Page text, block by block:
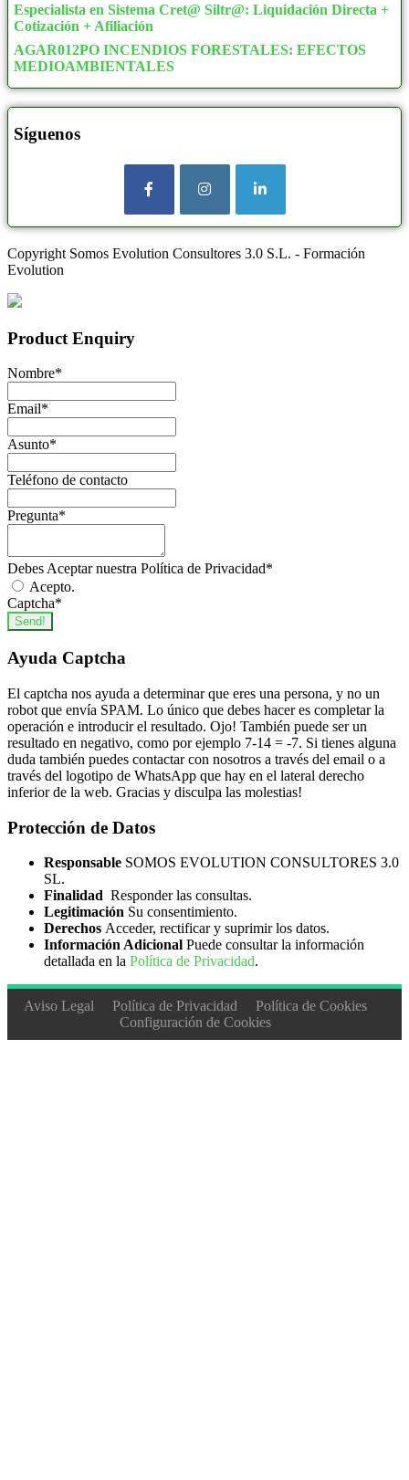
Especialista en Sistema Cret@ Siltr@: Liquidación Directa +
Cotización + Afiliación
AGAR012PO INCENDIOS FORESTALES: EFECTOS
MEDIOAMBIENTALES
Síguenos
Copyright Somos Evolution Consultores 3.0 S.L. - Formación
Evolution
Product Enquiry
Nombre*
Email*
Asunto*
Teléfono de contacto
Pregunta*
Debes Aceptar nuestra Política de Privacidad*
Acepto.
Captcha*
Send!
Ayuda Captcha
El captcha nos ayuda a determinar que eres una persona, y no un
robot que envía SPAM. Lo único que debes hacer es completar la
operación e introducir el resultado. Ojo! También puede ser un
resultado en negativo, como por ejemplo 7-14 = -7. Si tienes alguna
duda también puedes contactar con nosotros a través del email o a
través del logotipo de WhatsApp que hay en el lateral derecho
inferior de la web. Gracias y disculpa las molestias!
Protección de Datos
Responsable SOMOS EVOLUTION CONSULTORES 3.0
SL.
Finalidad Responder las consultas.
Legitimación Su consentimiento.
Derechos Acceder, rectificar y suprimir los datos.
Información Adicional Puede consultar la información
detallada en la Política de Privacidad.
Aviso Legal Política de Privacidad
Política de Cookies
Configuración de Cookies